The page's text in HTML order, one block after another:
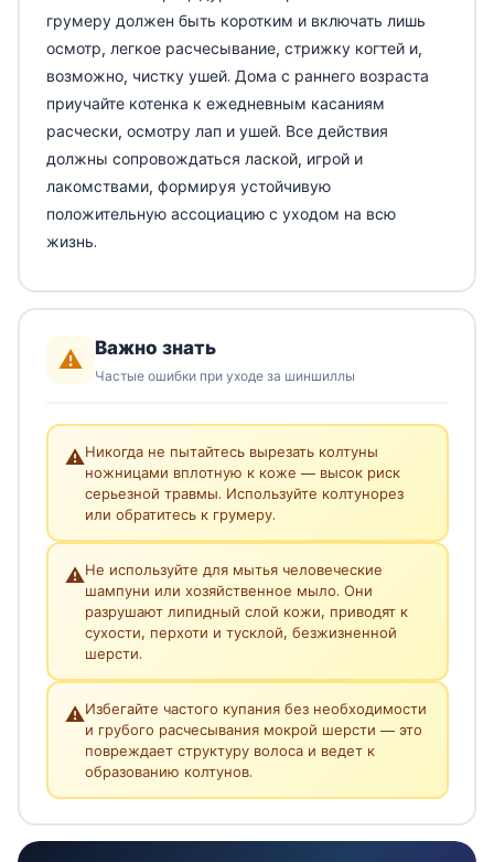
грумеру должен быть коротким и включать лишь
осмотр, легкое расчесывание, стрижку когтей и,
возможно, чистку ушей. Дома с раннего возраста
приучайте котенка к ежедневным касаниям
расчески, осмотру лап и ушей. Все действия
должны сопровождаться лаской, игрой и
лакомствами, формируя устойчивую
положительную ассоциацию с уходом на всю
жизнь.
⚠️ Важно знать
Частые ошибки при уходе за шиншиллы
⚠️Никогда не пытайтесь вырезать колтуны
ножницами вплотную к коже — высок риск
серьезной травмы. Используйте колтунорез
или обратитесь к грумеру.
⚠️Не используйте для мытья человеческие
шампуни или хозяйственное мыло. Они
разрушают липидный слой кожи, приводят к
сухости, перхоти и тусклой, безжизненной
шерсти.
⚠️Избегайте частого купания без необходимости
и грубого расчесывания мокрой шерсти — это
повреждает структуру волоса и ведет к
образованию колтунов.